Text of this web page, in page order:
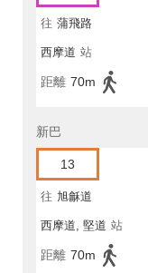
往 蒲飛路
西摩道 站
距離 70m
新巴
13
往 旭龢道
西摩道, 堅道 站
距離 70m